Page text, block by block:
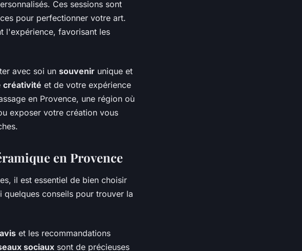
Ces sessions sont
pour perfectionner votre art.
l'expérience, favorisant les
avec soi un souvenir unique et
créativité et de votre expérience
en Provence, une région où
exposer votre création vous
en Provence
il est essentiel de bien choisir
conseils pour trouver la
avis et les recommandations
sociaux sont de précieuses